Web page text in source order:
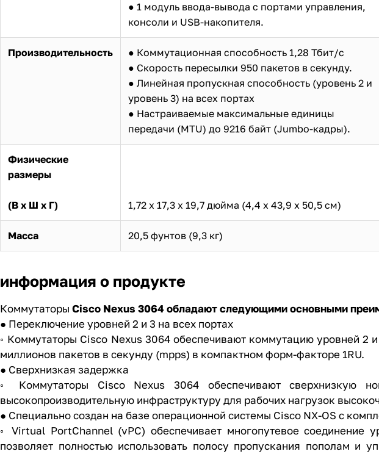
● 1 модуль ввода-вывода с портами управления,
консоли и USB-накопителя.
Производительность
● Коммутационная способность 1,28 Тбит/с
● Скорость пересылки 950 пакетов в секунду.
● Линейная пропускная способность (уровень 2 и
уровень 3) на всех портах
● Настраиваемые максимальные единицы
передачи (MTU) до 9216 байт (Jumbo-кадры).
Физические
размеры
(В х Ш х Г) 1,72 х 17,3 х 19,7 дюйма (4,4 х 43,9 х 50,5 см)
Масса 20,5 фунтов (9,3 кг)
информация о продукте
Коммутаторы Cisco Nexus 3064 обладают следующими основными
● Переключение уровней 2 и 3 на всех портах
◦ Коммутаторы Cisco Nexus 3064 обеспечивают коммутацию уровней 2
миллионов пакетов в секунду (mpps) в компактном форм-факторе 1RU.
● Сверхнизкая задержка
◦ Коммутаторы Cisco Nexus 3064 обеспечивают сверхнизкую
высокопроизводительную инфраструктуру для рабочих нагрузок
● Специально создан на базе операционной системы Cisco NX-OS с
◦ Virtual PortChannel (vPC) обеспечивает многопутевое соединение
позволяет полностью использовать полосу пропускания пополам и